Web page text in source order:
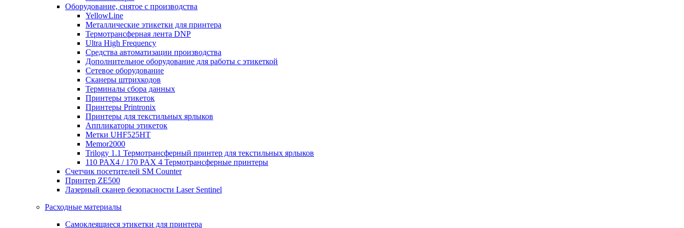
Оборудование, снятое с производства
YellowLine
Металлические этикетки для принтера
Термотрансферная лента DNP
Ultra High Frequency
Средства автоматизации производства
Дополнительное оборудование для работы с этикеткой
Сетевое оборудование
Сканеры штрихкодов
Терминалы сбора данных
Принтеры этикеток
Принтеры Printronix
Принтеры для текстильных ярлыков
Аппликаторы этикеток
Метки UHF525HT
Memor2000
Trilogy 1.1 Термотрансферный принтер для текстильных ярлыков
110 PAX4 / 170 PAX 4 Термотрансферные принтеры
Счетчик посетителей SM Counter
Принтер ZE500
Лазерный сканер безопасности Laser Sentinel
Расходные материалы
Самоклеящиеся этикетки для принтера